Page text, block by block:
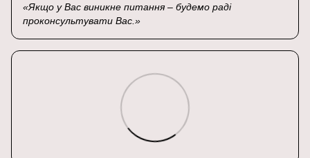
Якщо у Вас виникне питання – будемо раді
проконсультувати Вас.